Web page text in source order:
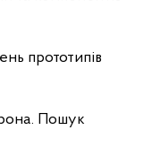
прототипів
Пошук